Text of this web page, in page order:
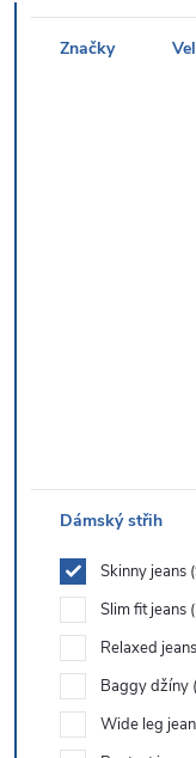
Značky
Dámský střih
Skinny jeans
Slim fit jeans
Relaxed
Baggy džíny
Wide leg